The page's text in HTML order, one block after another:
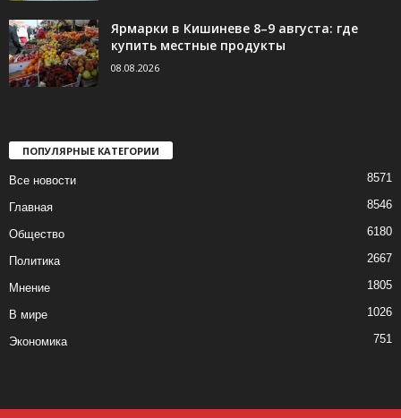
Ярмарки в Кишиневе 8–9 августа: где
купить местные продукты
08.08.2026
ПОПУЛЯРНЫЕ КАТЕГОРИИ
Все новости 8571
Главная 8546
Общество 6180
Политика 2667
Мнение 1805
В мире 1026
Экономика 751